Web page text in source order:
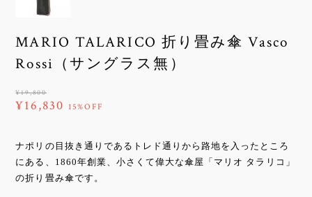
MARIO TALARICO 折り畳み傘 Vasco
Rossi（サングラス無）
¥19,800
¥16,830 15%OFF
ナポリの目抜き通りであるトレド通りから路地を入ったところ
にある、1860年創業、小さくて偉大な傘屋「マリオ タラリコ」
の折り畳み傘です。